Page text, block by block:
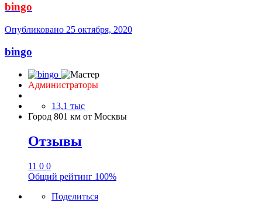
bingo
Опубликовано 25 октября, 2020
bingo
Администраторы
13,1 тыс
Город 801 км от Москвы
Отзывы
11 0 0
Общий рейтинг 100%
Поделиться